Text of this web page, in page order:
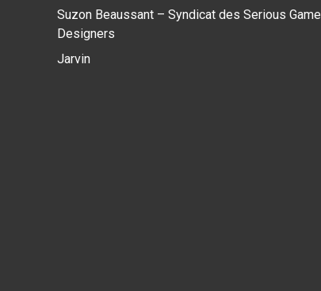
Suzon Beaussant – Syndicat des Serious Game
Designers
Jarvin